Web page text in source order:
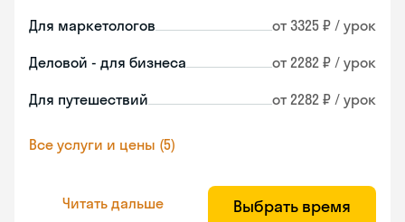
Для маркетологов от 3325 ₽ / урок
Деловой - для бизнеса от 2282 ₽ / урок
Для путешествий от 2282 ₽ / урок
Все услуги и цены (5)
Читать дальше Выбрать время